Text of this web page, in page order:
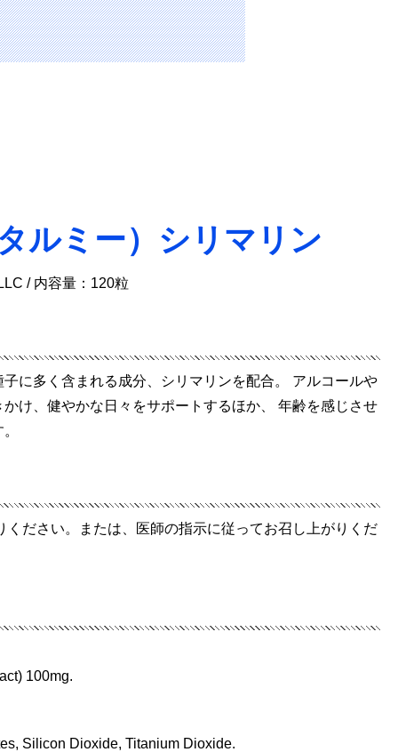
ルミー）シリマリン
/ 内容量：120粒
に多く含まれる成分、シリマリンを配合。 アルコールや
け、健やかな日々をサポートするほか、 年齢を感じさせ
ださい。または、医師の指示に従ってお召し上がりくだ
100mg.
Silicon Dioxide, Titanium Dioxide.